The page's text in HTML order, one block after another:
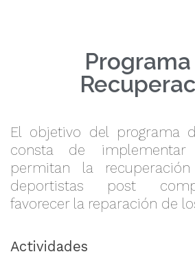
El objetivo del programa
consta de implementar
permitan la
deportistas post
favorecer la reparación de
Actividades